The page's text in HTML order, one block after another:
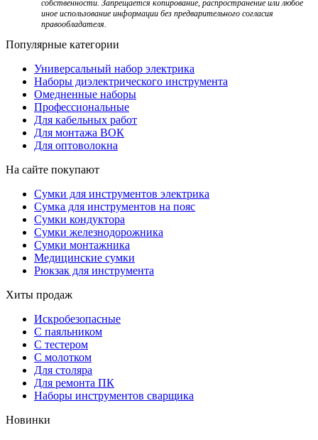
собственности. Запрещается копирование, распространение или любое
иное использование информации без предварительного согласия
правообладателя.
Популярные категории
Универсальный набор электрика
Наборы диэлектрического инструмента
Омедненные наборы
Профессиональные
Для кабельных работ
Для монтажа ВОК
Для оптоволокна
На сайте покупают
Сумки для инструментов электрика
Сумка для инструментов на пояс
Сумки кондуктора
Сумки железнодорожника
Сумки монтажника
Медицинские сумки
Рюкзак для инструмента
Хиты продаж
Искробезопасные
С паяльником
С тестером
С молотком
Для столяра
Для ремонта ПК
Наборы инструментов сварщика
Новинки